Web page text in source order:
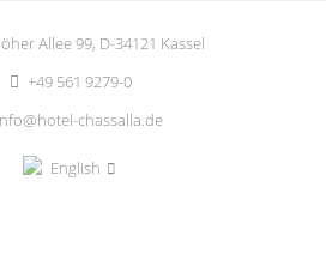
Allee 99, D-34121 Kassel
+49 561 9279-0
chassalla.de
English